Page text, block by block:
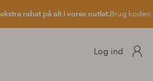
rabat på alt i vores outlet.Brug koden:
Log ind